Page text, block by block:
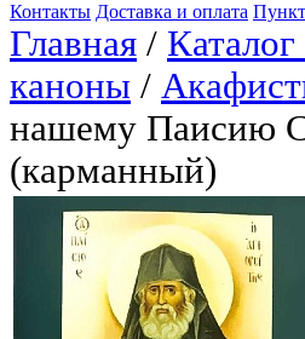
Контакты Доставка и оплата
Главная /
каноны /
нашему Паисию
(карманный)